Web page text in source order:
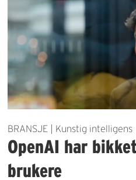
BRANSJE | Kunstig intelligens
OpenAI har
brukere